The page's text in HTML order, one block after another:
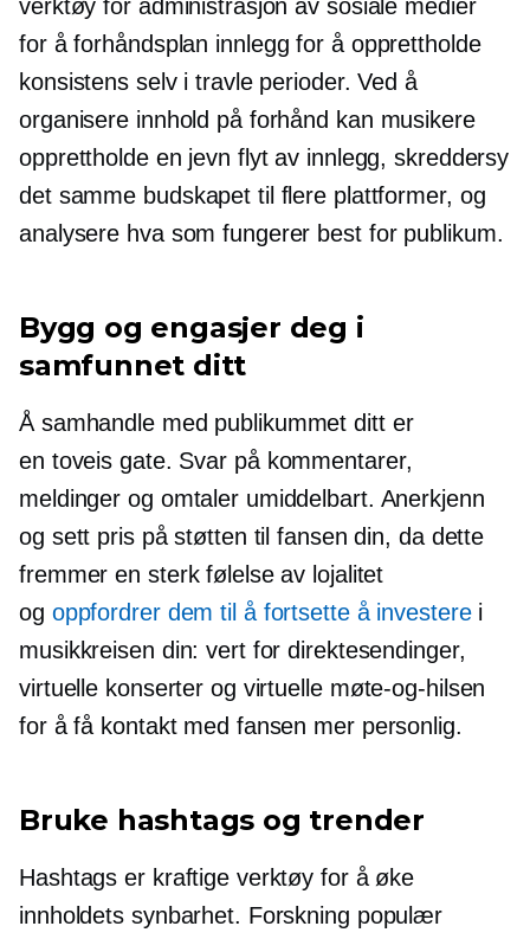
verktøy for administrasjon av sosiale medier
for åforhåndsplan innlegg for å opprettholde
konsistens selv i travle perioder. Ved å
organisere innhold på forhånd kan musikere
opprettholde en jevn flyt av innlegg, skreddersy
det samme budskapet til flere plattformer, og
analysere hva som fungerer best for publikum.
Bygg og engasjer deg i
samfunnet ditt
Å samhandle med publikummet ditt er
en toveis gate. Svar på kommentarer,
meldinger og omtaler umiddelbart. Anerkjenn
og sett pris på støtten til fansen din, da dette
fremmer en sterk følelse av lojalitet
og oppfordrer dem til å fortsette å investerei
musikkreisen din: vert for direktesendinger,
virtuelle konserter og virtuelle møte-og-hilsen
for å få kontakt med fansen mer personlig.
Bruke hashtags og trender
Hashtags er kraftige verktøy for å øke
innholdets synbarhet. Forskning populær